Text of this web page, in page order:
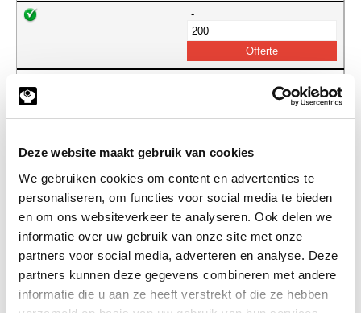
Deze website maakt gebruik van cookies
We gebruiken cookies om content en advertenties te
personaliseren, om functies voor social media te bieden
en om ons websiteverkeer te analyseren. Ook delen we
informatie over uw gebruik van onze site met onze
partners voor social media, adverteren en analyse. Deze
partners kunnen deze gegevens combineren met andere
informatie die u aan ze heeft verstrekt of die ze hebben
-
(de verpakkingseenheid is 100
Info Stuks
-
RVS A2 bout M06,0x055
DIN912
(de verpakkingseenheid is 100
stuks)